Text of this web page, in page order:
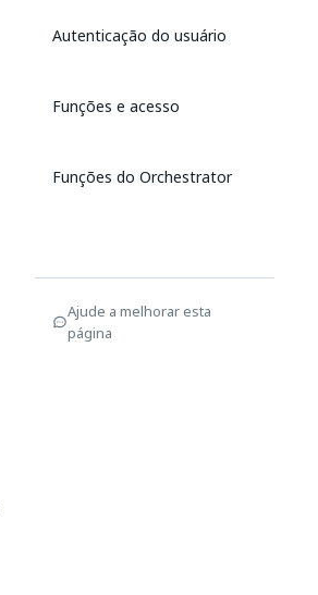
Autenticação do usuário
Funções e acesso
Funções do Orchestrator
Ajude a melhorar esta
página